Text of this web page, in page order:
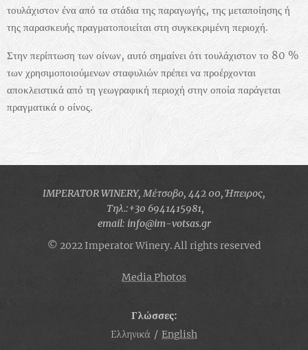
τουλάχιστον ένα από τα στάδια της παραγωγής, της μεταποίησης ή
της παρασκευής πραγματοποιείται στη συγκεκριμένη περιοχή.
Στην περίπτωση των οίνων, αυτό σημαίνει ότι τουλάχιστον το 80 %
των χρησιμοποιούμενων σταφυλιών πρέπει να προέρχονται
αποκλειστικά από τη γεωγραφική περιοχή στην οποία παράγεται
πραγματικά ο οίνος.
IMPERATOR WINERY, Μέτσοβο, 442 00, Ήπειρος,
Τηλ.:+30 6941415981,
email: info@im-votsas.gr
© 2022 Imperator Winery. All rights reserved
Media Photos
Γλώσσες
Ελληνικά
English